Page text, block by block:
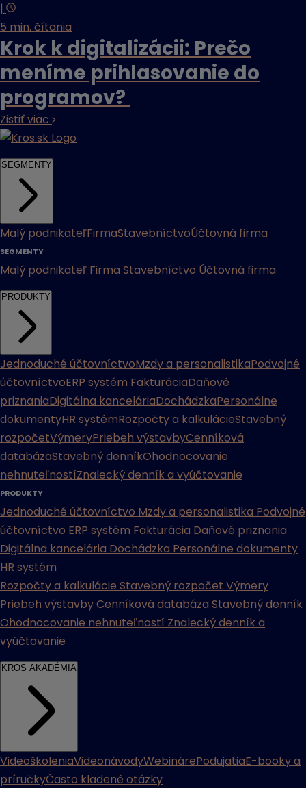
|
5 min. čítania
Krok k digitalizácii: Prečo
meníme prihlasovanie do
programov?
Zistiť viac
SEGMENTY
Malý podnikateľFirmaStavebníctvoÚčtovná firma
SEGMENTY
Malý podnikateľ Firma Stavebníctvo Účtovná firma
PRODUKTY
Jednoduché účtovníctvoMzdy a personalistikaPodvojné
účtovníctvoERP systém FakturáciaDaňové
priznaniaDigitálna kanceláriaDochádzkaPersonálne
dokumentyHR systémRozpočty a kalkulácieStavebný
rozpočetVýmeryPriebeh výstavbyCenníková
databázaStavebný denníkOhodnocovanie
nehnuteľnostíZnalecký denník a vyúčtovanie
PRODUKTY
Jednoduché účtovníctvo Mzdy a personalistika Podvojné
účtovníctvo ERP systém Fakturácia Daňové priznania
Digitálna kancelária Dochádzka Personálne dokumenty
HR systém
Rozpočty a kalkulácie Stavebný rozpočet Výmery
Priebeh výstavbyCenníková databáza Stavebný denník
Ohodnocovanie nehnuteľností Znalecký denník a
vyúčtovanie
KROS AKADÉMIA
VideoškoleniaVideonávodyWebinárePodujatiaE-booky a
príručkyČasto kladené otázky